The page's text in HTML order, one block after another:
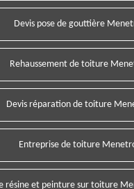
Devis pose de gouttière
Rehaussement de toiture
Devis réparation de toiture
Entreprise de toiture
résine et peinture sur toiture